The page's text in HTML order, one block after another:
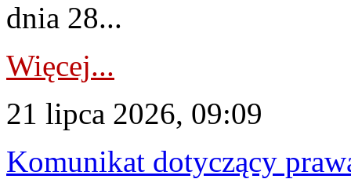
dnia 28...
Więcej...
21 lipca 2026, 09:09
Komunikat dotyczący